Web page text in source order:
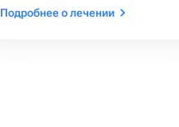
Подробнее о лечении